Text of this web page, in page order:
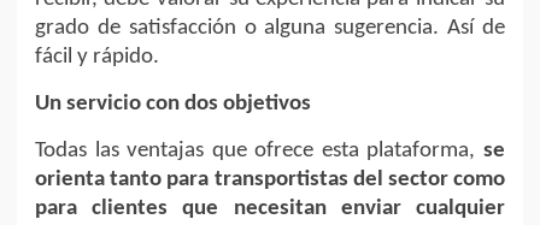
grado de satisfacción o alguna sugerencia. Así de
fácil y rápido.
Un servicio con dos objetivos
Todas las ventajas que ofrece esta plataforma, se
orienta tanto para transportistas del sector como
para clientes que necesitan enviar cualquier